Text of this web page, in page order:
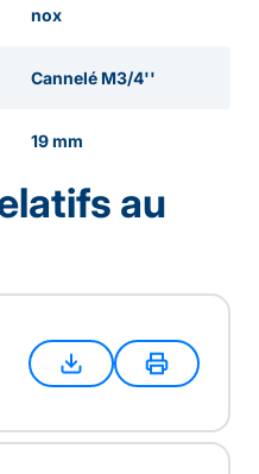
nox
Cannelé M3/4''
19 mm
au